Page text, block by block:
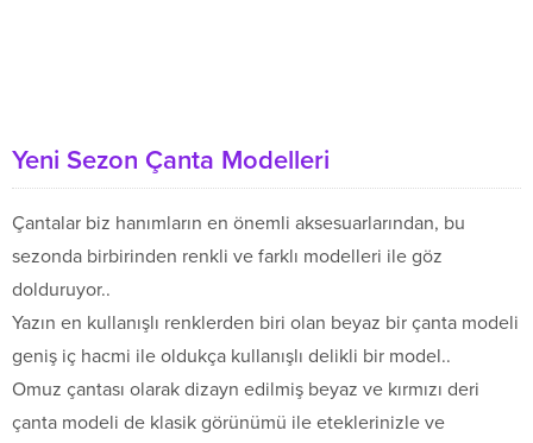
Yeni Sezon Çanta Modelleri
Çantalar biz hanımların en önemli aksesuarlarından, bu
sezonda birbirinden renkli ve farklı modelleri ile göz
dolduruyor..
Yazın en kullanışlı renklerden biri olan beyaz bir çanta modeli
geniş iç hacmi ile oldukça kullanışlı delikli bir model..
Omuz çantası olarak dizayn edilmiş beyaz ve kırmızı deri
çanta modeli de klasik görünümü ile eteklerinizle ve